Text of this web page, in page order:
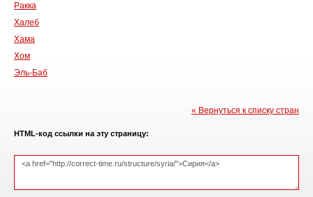
Ракка
Халеб
Хама
Хом
Эль-Баб
« Вернуться к списку стран
HTML-код ссылки на эту страницу: